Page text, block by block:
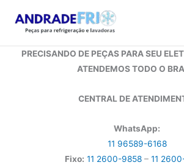
para
conteúdo
PRECISANDO DE PEÇAS PARA SEU
ATENDEMOS TODO O
CENTRAL DE
WhatsApp:
11 96589-6168
Fixo: 11 2600-9858 – 11